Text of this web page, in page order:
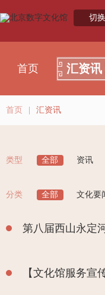
切
首页 汇资讯
首页 汇资讯
类型 全部 资讯
分类 全部 文化要
第八届西山永定
【文化馆服务